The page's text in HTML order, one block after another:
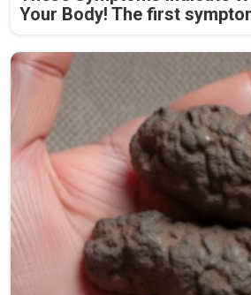
Your Body! The first